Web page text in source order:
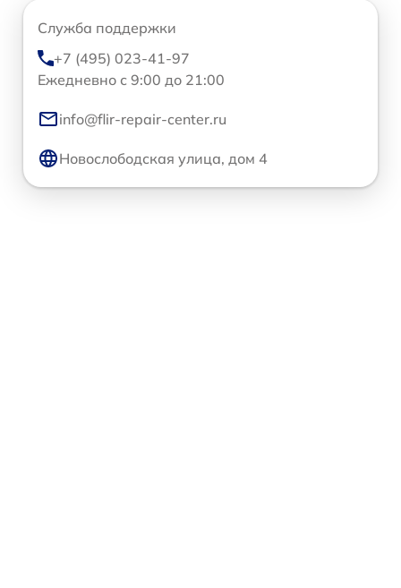
Служба поддержки
+7 (495) 023-41-97
Ежедневно с 9:00 до 21:00
info@flir-repair-center.ru
Новослободская улица, дом 4